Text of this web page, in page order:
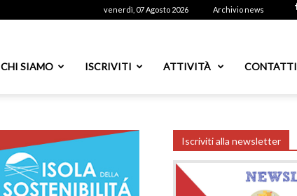
venerdì, 07 Agosto 2026 Archivio news
CHI SIAMO ISCRIVITI ATTIVITÀ CONTATTI
Iscriviti alla newsletter